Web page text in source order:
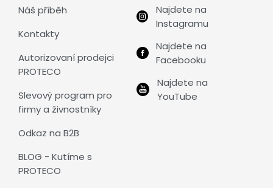
Náš příběh
Kontakty
Autorizovaní prodejci
PROTECO
Slevový program pro
firmy a živnostníky
Odkaz na B2B
BLOG - Kutíme s
PROTECO
Najdete na
Instagramu
Najdete na
Facebooku
Najdete na
YouTube